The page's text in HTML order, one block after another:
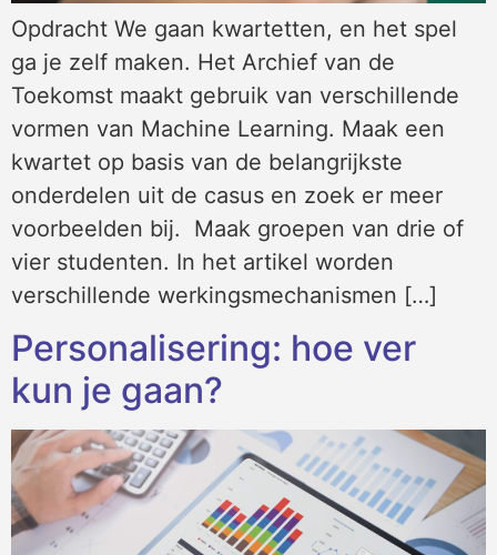
Opdracht We gaan kwartetten, en het spel
ga je zelf maken. Het Archief van de
Toekomst maakt gebruik van verschillende
vormen van Machine Learning. Maak een
kwartet op basis van de belangrijkste
onderdelen uit de casus en zoek er meer
voorbeelden bij. Maak groepen van drie of
vier studenten. In het artikel worden
verschillende werkingsmechanismen […]
Personalisering: hoe ver
kun je gaan?